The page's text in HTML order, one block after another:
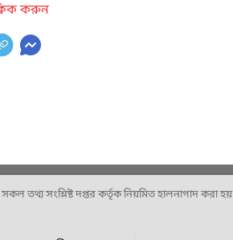
করুন
তথ্য সংশ্লিষ্ট দপ্তর কর্তৃক নিয়মিত হালনাগাদ করা হয়।